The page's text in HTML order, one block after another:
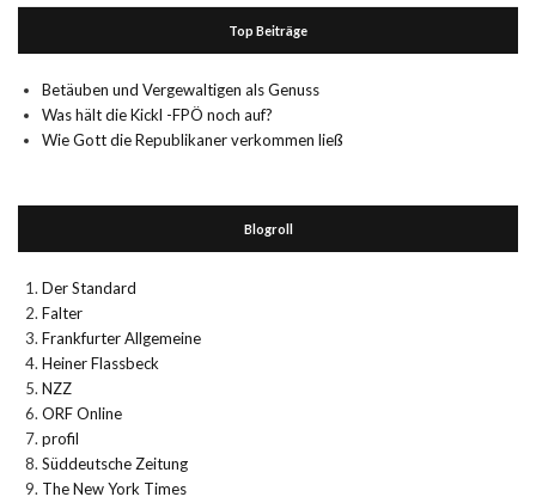
Top Beiträge
Betäuben und Vergewaltigen als Genuss
Was hält die Kickl -FPÖ noch auf?
Wie Gott die Republikaner verkommen ließ
Blogroll
Der Standard
Falter
Frankfurter Allgemeine
Heiner Flassbeck
NZZ
ORF Online
profil
Süddeutsche Zeitung
The New York Times